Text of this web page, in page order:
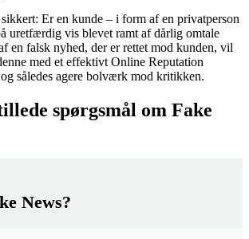
Er en kunde – i form af en privatperson
uretfærdig vis blevet ramt af dårlig omtale
en falsk nyhed, der er rettet mod kunden, vil
med et effektivt Online Reputation
således agere bolværk mod kritikken.
spørgsmål om Fake
News?